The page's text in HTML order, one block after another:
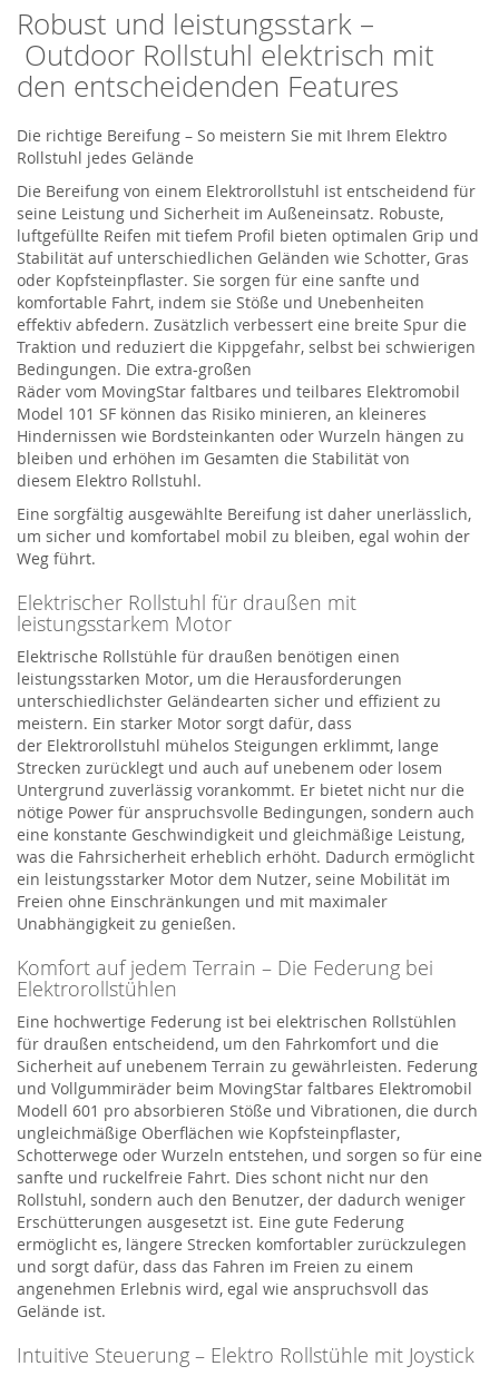
Robust und leistungsstark –
Outdoor Rollstuhl elektrisch mit
den entscheidenden Features
Die richtige Bereifung – So meistern Sie mit Ihrem Elektro
Rollstuhl jedes Gelände
Die Bereifung von einem Elektrorollstuhl ist entscheidend für
seine Leistung und Sicherheit im Außeneinsatz. Robuste,
luftgefüllte Reifen mit tiefem Profil bieten optimalen Grip und
Stabilität auf unterschiedlichen Geländen wie Schotter, Gras
oder Kopfsteinpflaster. Sie sorgen für eine sanfte und
komfortable Fahrt, indem sie Stöße und Unebenheiten
effektiv abfedern. Zusätzlich verbessert eine breite Spur die
Traktion und reduziert die Kippgefahr, selbst bei schwierigen
Bedingungen. Die extra-großen
Räder vom MovingStar faltbares und teilbares Elektromobil
Model 101 SF können das Risiko minieren, an kleineres
Hindernissen wie Bordsteinkanten oder Wurzeln hängen zu
bleiben und erhöhen im Gesamten die Stabilität von
diesem Elektro Rollstuhl.
Eine sorgfältig ausgewählte Bereifung ist daher unerlässlich,
um sicher und komfortabel mobil zu bleiben, egal wohin der
Weg führt.
Elektrischer Rollstuhl für draußen mit
leistungsstarkem Motor
Elektrische Rollstühle für draußen benötigen einen
leistungsstarken Motor, um die Herausforderungen
unterschiedlichster Geländearten sicher und effizient zu
meistern. Ein starker Motor sorgt dafür, dass
der Elektrorollstuhl mühelos Steigungen erklimmt, lange
Strecken zurücklegt und auch auf unebenem oder losem
Untergrund zuverlässig vorankommt. Er bietet nicht nur die
nötige Power für anspruchsvolle Bedingungen, sondern auch
eine konstante Geschwindigkeit und gleichmäßige Leistung,
was die Fahrsicherheit erheblich erhöht. Dadurch ermöglicht
ein leistungsstarker Motor dem Nutzer, seine Mobilität im
Freien ohne Einschränkungen und mit maximaler
Unabhängigkeit zu genießen.
Komfort auf jedem Terrain – Die Federung bei
Elektrorollstühlen
Eine hochwertige Federung ist bei elektrischen Rollstühlen
für draußen entscheidend, um den Fahrkomfort und die
Sicherheit auf unebenem Terrain zu gewährleisten. Federung
und Vollgummiräder beim MovingStar faltbares Elektromobil
Modell 601 pro absorbieren Stöße und Vibrationen, die durch
ungleichmäßige Oberflächen wie Kopfsteinpflaster,
Schotterwege oder Wurzeln entstehen, und sorgen so für eine
sanfte und ruckelfreie Fahrt. Dies schont nicht nur den
Rollstuhl, sondern auch den Benutzer, der dadurch weniger
Erschütterungen ausgesetzt ist. Eine gute Federung
ermöglicht es, längere Strecken komfortabler zurückzulegen
und sorgt dafür, dass das Fahren im Freien zu einem
angenehmen Erlebnis wird, egal wie anspruchsvoll das
Gelände ist.
Intuitive Steuerung – Elektro Rollstühle mit Joystick